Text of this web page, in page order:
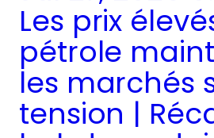
Les prix
pétrole
les marchés
tension |